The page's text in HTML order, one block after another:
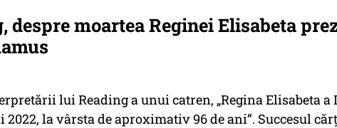
despre moartea Reginei Elisabeta
lui Reading a unui catren, „Regina Elisabeta
la vârsta de aproximativ 96 de ani”. Succesul